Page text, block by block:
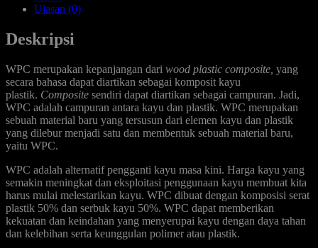
Ulasan (0)
Deskripsi
WPC merupakan kepanjangan dari wood plastic composite, yang
secara bahasa dapat diartikan sebagai komposit kayu
plastik. Composite sendiri dapat diartikan sebagai campuran. Jadi,
WPC adalah campuran antara kayu dan plastik. WPC merupakan
sebuah material baru yang tersusun dari elemen kayu dan plastik
yang dilebur menjadi satu dan membentuk sebuah material baru,
yaitu WPC.
WPC adalah alternatif pengganti kayu masa kini. Harga kayu yang
semakin meningkat dan eksploitasi penggunaan kayu membuat kita
harus mulai melestarikan kayu. WPC dibuat dengan komposisi serat
plastik 50% dan serbuk kayu 50%. WPC dapat memberikan
kekuatan dan keindahan yang menyerupai kayu dengan daya tahan
dan kelebihan serta keunggulan polimer atau plastik.